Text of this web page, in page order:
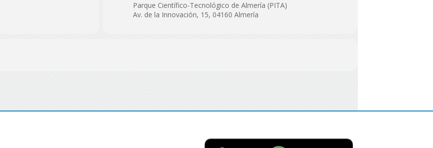
Parque Científico-Tecnológico de Almería (PITA)
Av. de la Innovación, 15, 04160 Almería